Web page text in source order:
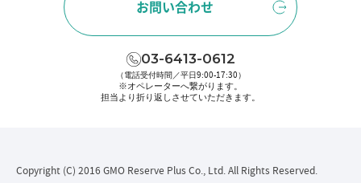
お問い合わせ
03-6413-0612
（電話受付時間／平日9:00-17:30）
※オペレーターへ繋がります。
担当より折り返しさせていただきます。
Copyright (C) 2016 GMO Reserve Plus Co., Ltd. All Rights Reserved.